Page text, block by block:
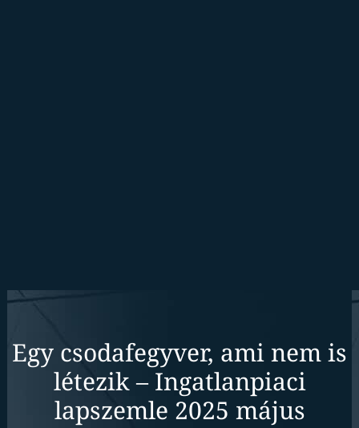
Egy csodafegyver, ami nem is
létezik – Ingatlanpiaci
lapszemle 2025 május